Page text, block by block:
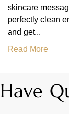
skincare
perfectly clean
and get...
Read More
Have